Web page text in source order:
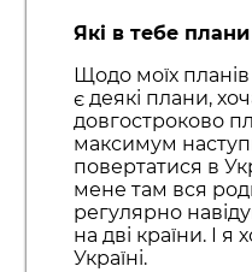
Які в тебе
Щодо моїх
є деякі плани,
довгостроково
максимум
повертатися в
мене там вся
регулярно
на дві країни. І я
Україні.